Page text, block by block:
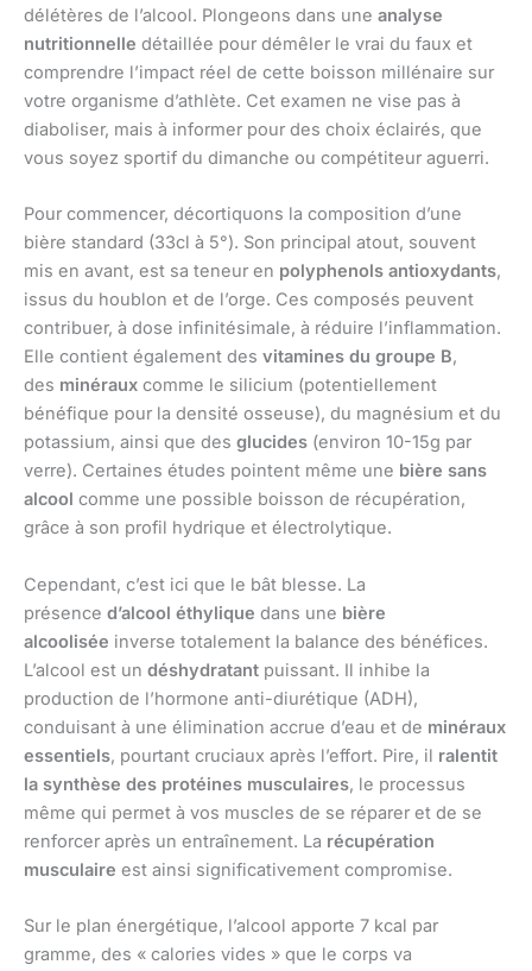
délétères de l’alcool. Plongeons dans une analyse
nutritionnelle détaillée pour démêler le vrai du faux et
comprendre l’impact réel de cette boisson millénaire sur
votre organisme d’athlète. Cet examen ne vise pas à
diaboliser, mais à informer pour des choix éclairés, que
vous soyez sportif du dimanche ou compétiteur aguerri.
Pour commencer, décortiquons la composition d’une
bière standard (33cl à 5°). Son principal atout, souvent
mis en avant, est sa teneur en polyphenols antioxydants,
issus du houblon et de l’orge. Ces composés peuvent
contribuer, à dose infinitésimale, à réduire l’inflammation.
Elle contient également des vitamines du groupe B,
des minéraux comme le silicium (potentiellement
bénéfique pour la densité osseuse), du magnésium et du
potassium, ainsi que des glucides (environ 10-15g par
verre). Certaines études pointent même une bière sans
alcool comme une possible boisson de récupération,
grâce à son profil hydrique et électrolytique.
Cependant, c’est ici que le bât blesse. La
présence d’alcool éthylique dans une bière
alcoolisée inverse totalement la balance des bénéfices.
L’alcool est un déshydratant puissant. Il inhibe la
production de l’hormone anti-diurétique (ADH),
conduisant à une élimination accrue d’eau et de minéraux
essentiels, pourtant cruciaux après l’effort. Pire, il ralentit
la synthèse des protéines musculaires, le processus
même qui permet à vos muscles de se réparer et de se
renforcer après un entraînement. La récupération
musculaire est ainsi significativement compromise.
Sur le plan énergétique, l’alcool apporte 7 kcal par
gramme, des « calories vides » que le corps va